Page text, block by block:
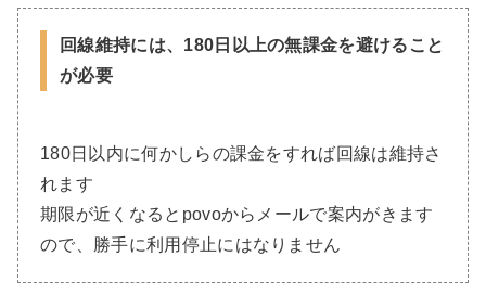
回線維持には、 180日以上の無課金を避ける こと
が必要
180日以内に何かしらの課金をすれば回線は維持さ
れます
期限が近くなるとpovoからメールで案内がきます
ので、勝手に利用停止にはなりません